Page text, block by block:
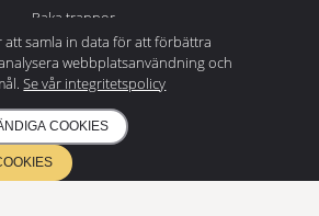
Raka trappor
Durk
Modulramper
Integritetspolicy
Miljöpolicy
samla in data för att förbättra
webbplatsanvändning och
Se vår integritetspolicy
COOKIES